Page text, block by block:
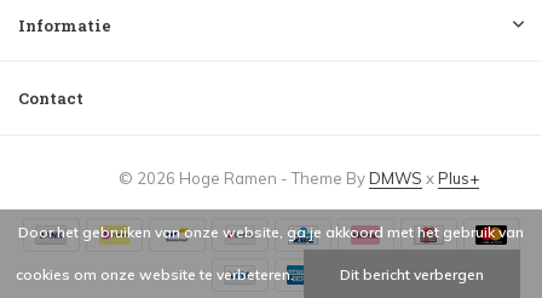
Informatie
Contact
© 2026 Hoge Ramen - Theme ByDMWS xPlus+
Door het gebruiken van onze website, ga je akkoord met het gebruik van
cookies om onze website te verbeteren. Dit bericht verbergen